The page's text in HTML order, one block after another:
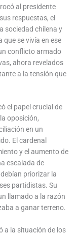
al presidente
respuestas, el
sociedad chilena y
se vivía en ese
conflicto armado
ahora revelados
a la tensión que
el papel crucial de
oposición,
en un
El cardenal
y el aumento de
escalada de
priorizar la
partidistas. Su
llamado a la razón
a ganar terreno.
a la situación de los